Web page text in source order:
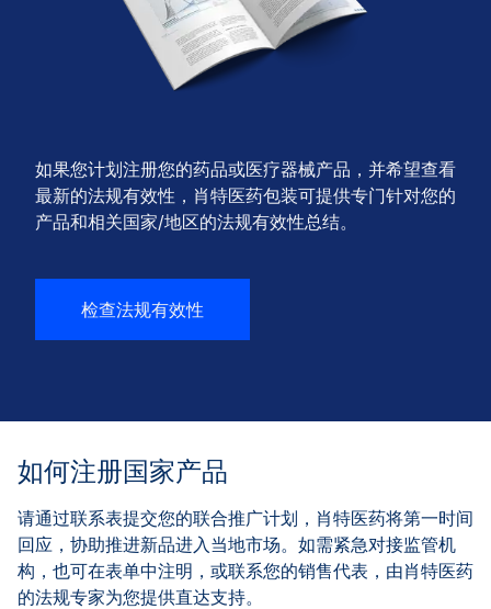
如果您计划注册您的药品或医疗器械产品，并希望查看
最新的法规有效性，肖特医药包装可提供专门针对您的
产品和相关国家/地区的法规有效性总结。
检查法规有效性
如何注册国家产品
请通过联系表提交您的联合推广计划，肖特医药将第一时间
回应，协助推进新品进入当地市场。如需紧急对接监管机
构，也可在表单中注明，或联系您的销售代表，由肖特医药
的法规专家为您提供直达支持。